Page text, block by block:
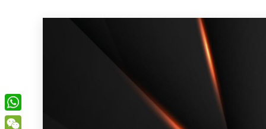
W